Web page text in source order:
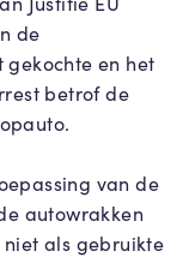
de
en het
betrof de
van de
autowrakken
als gebruikte